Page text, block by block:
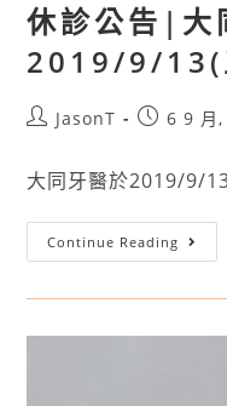
休診公告|大
2019/9/13(
JasonT 6 9 月
大同牙醫於2019/9/
Continue Reading